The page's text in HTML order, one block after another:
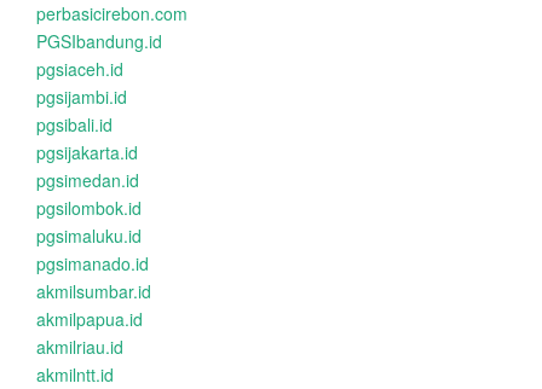
perbasicirebon.com
PGSIbandung.id
pgsiaceh.id
pgsijambi.id
pgsibali.id
pgsijakarta.id
pgsimedan.id
pgsilombok.id
pgsimaluku.id
pgsimanado.id
akmilsumbar.id
akmilpapua.id
akmilriau.id
akmilntt.id